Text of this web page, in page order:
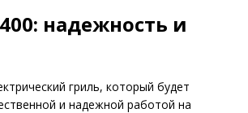
надежность и
гриль, который будет
и надежной работой на